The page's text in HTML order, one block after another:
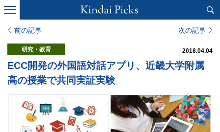
前の記事 次の記事
研究・教育 2018.04.04
ECC開発の外国語対話アプリ、近畿大学附属
高の授業で共同実証実験